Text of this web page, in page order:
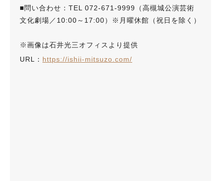
■問い合わせ：TEL 072‑671‑9999（高槻城公演芸術
文化劇場／10:00～17:00）※月曜休館（祝日を除く）
※画像は石井光三オフィスより提供
URL： https://ishii-mitsuzo.com/